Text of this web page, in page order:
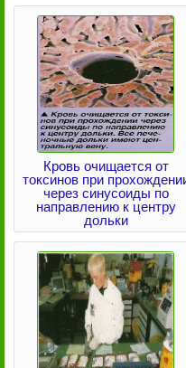
Кровь очищается от
токсинов при
через синусоиды по
направлению к центру
дольки